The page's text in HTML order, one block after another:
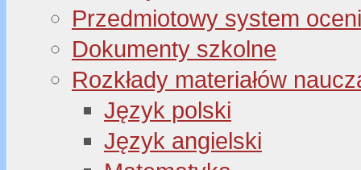
Przedmiotowy system
Dokumenty szkolne
Rozkłady materiałów
Język polski
Język angielski